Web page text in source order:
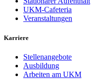
UKM-Cafeteria
Veranstaltungen
Karriere
Stellenangebote
Ausbildung
Arbeiten am UKM